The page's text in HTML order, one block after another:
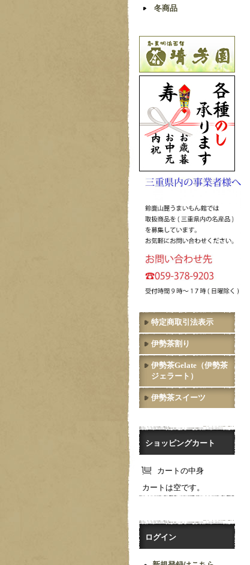
冬商品
特定商取引法表示
伊勢茶割り
伊勢茶Gelate（伊勢茶
ジェラート）
伊勢茶スイーツ
ショッピングカート
カートの中身
カートは空です。
ログイン